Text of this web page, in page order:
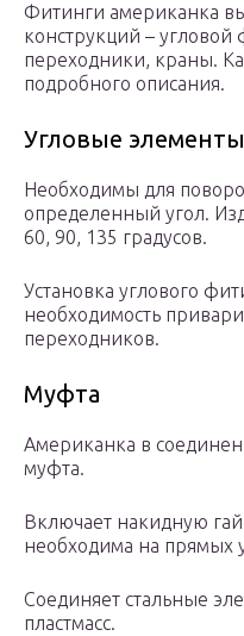
Фитинги американка
конструкций –
переходники, краны.
подробного описания.
Угловые элементы
Необходимы для
определенный угол.
60, 90, 135 градусов.
Установка углового
необходимость
переходников.
Муфта
Американка в
муфта.
Включает накидную
необходима на прямых
Соединяет стальные
пластмасс.